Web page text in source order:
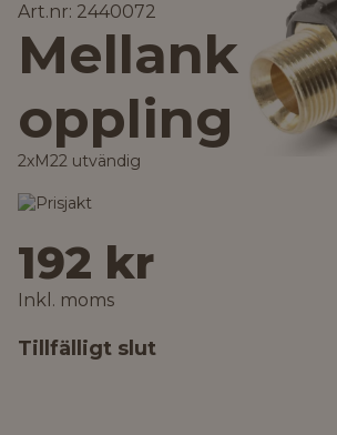
Art.nr: 2440072
Mellank
oppling
2xM22 utvändig
192 kr
Inkl. moms
Tillfälligt slut